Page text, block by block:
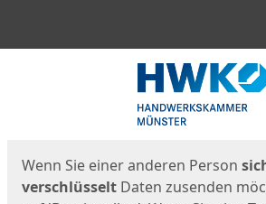
Wenn Sie einer anderen Person
verschlüsselt Daten zusenden